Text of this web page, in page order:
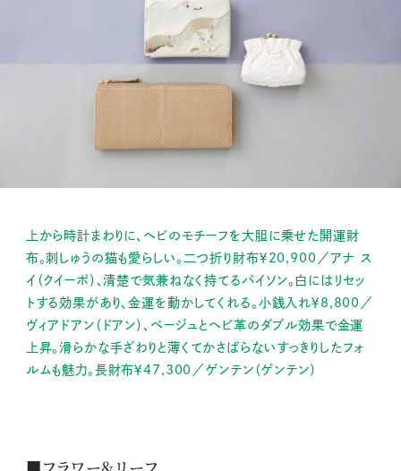
上から時計まわりに、ヘビのモチーフを大胆に乗せた開運財
布。刺しゅうの猫も愛らしい。二つ折り財布￥20,900／アナ ス
イ（クイーポ）、清楚で気兼ねなく持てるパイソン。白にはリセッ
トする効果があり、金運を動かしてくれる。小銭入れ￥8,800／
ヴィアドアン（ドアン）、ベージュとヘビ革のダブル効果で金運
上昇。滑らかな手ざわりと薄くてかさばらないすっきりしたフォ
ルムも魅力。長財布￥47,300／ゲンテン（ゲンテン）